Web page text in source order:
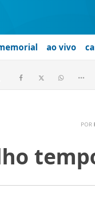
ao vivo
POR